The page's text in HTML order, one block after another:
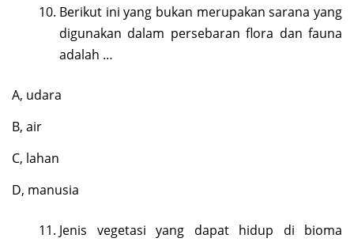
Berikut ini yang bukan merupakan sarana yang
digunakan dalam persebaran flora dan fauna
adalah …
A, udara
B, air
C, lahan
D, manusia
Jenis vegetasi yang dapat hidup di bioma